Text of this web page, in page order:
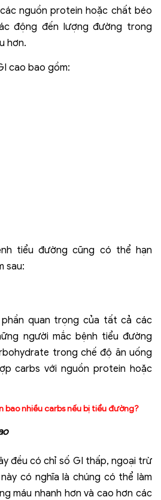
nguồn protein hoặc chất béo
động đến lượng đường trong
hơn.
cao bao gồm:
tiểu đường cũng có thể hạn
sau:
quan trọng của tất cả các
người mắc bệnh tiểu đường
trong chế độ ăn uống
carbs với nguồn protein hoặc
bao nhiều carbs nếu bị tiểu đường?
đều có chỉ số GI thấp, ngoại trừ
có nghĩa là chúng có thể làm
máu nhanh hơn và cao hơn các